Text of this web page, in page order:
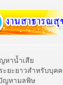
หาน้ำเสีย
ะยะยาวสำหรับบุค
ญหามลพิษ